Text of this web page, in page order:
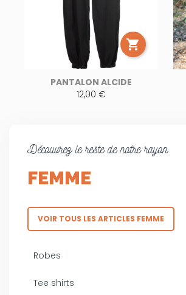

PANTALON ALCIDE
12,00 €
Découvrez le reste de notre rayon
FEMME
VOIR TOUS LES ARTICLES FEMME
Robes
Tee shirts